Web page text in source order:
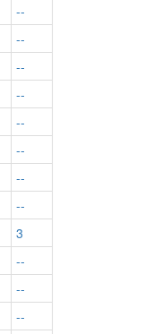
--
--
--
--
--
--
--
--
3
--
--
--